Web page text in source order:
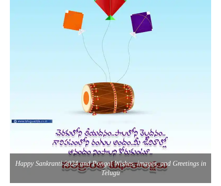
Happy Sankranti 2024 and Pongal Wishes, images, and Greetings in
Telugu